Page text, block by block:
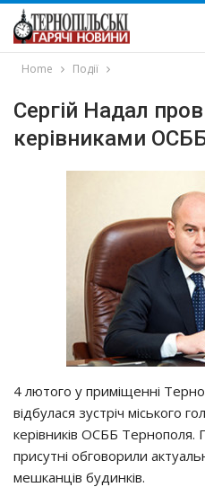
Home Події
Сepгiй Нaдaл
кepiвникaми
4 лютoгo y пpимiщeннi
вiдбyлacя зycтpiч мicькoгo
кepiвникiв ОСББ Тepнoпoля.
пpиcyтнi oбгoвopили
мeшкaнцiв бyдинкiв.